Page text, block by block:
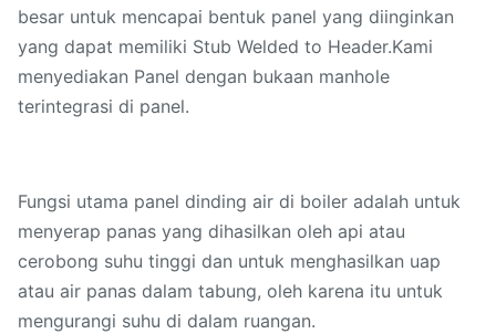
besar untuk mencapai bentuk panel yang diinginkan
yang dapat memiliki Stub Welded to Header.Kami
menyediakan Panel dengan bukaan manhole
terintegrasi di panel.
Fungsi utama panel dinding air di boiler adalah untuk
menyerap panas yang dihasilkan oleh api atau
cerobong suhu tinggi dan untuk menghasilkan uap
atau air panas dalam tabung, oleh karena itu untuk
mengurangi suhu di dalam ruangan.